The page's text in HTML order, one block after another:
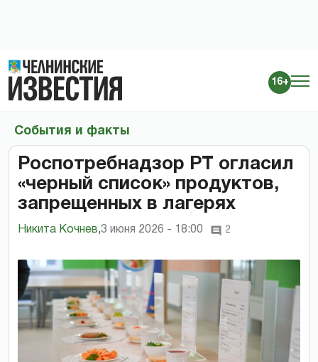
16+
События и факты
Роспотребнадзор РТ огласил
«черный список» продуктов,
запрещенных в лагерях
Никита Кочнев,3 июня 2026 - 18:00 2